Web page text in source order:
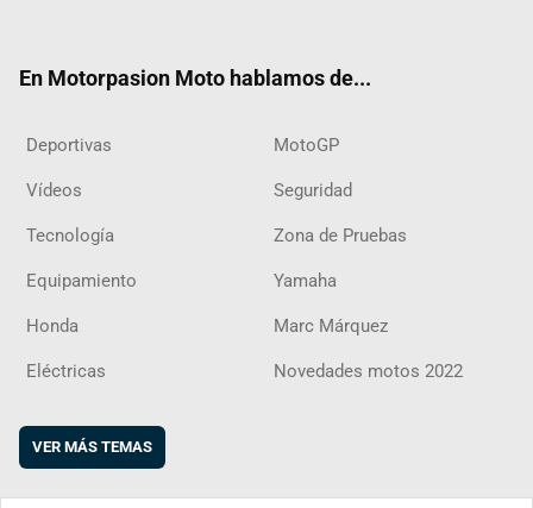
En Motorpasion Moto hablamos de...
Deportivas MotoGP
Vídeos Seguridad
Tecnología Zona de Pruebas
Equipamiento Yamaha
Honda Marc Márquez
Eléctricas Novedades motos 2022
VER MÁS TEMAS